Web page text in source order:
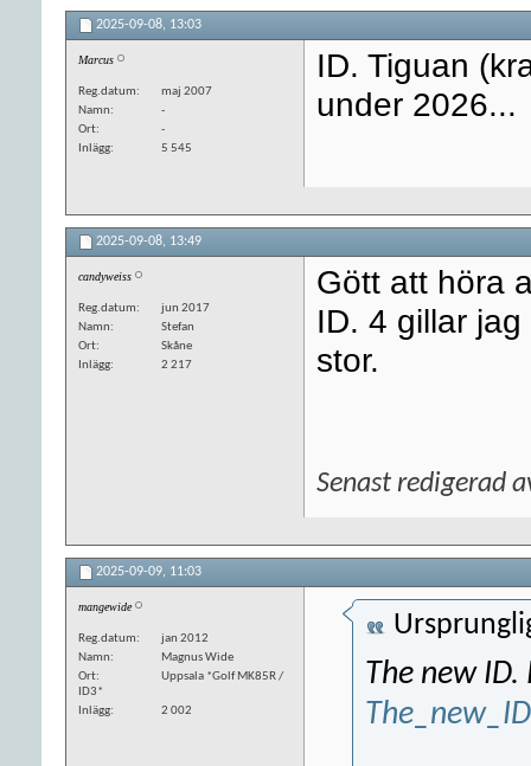
2025-09-08, 13:03
Marcus
Reg.datum
maj 2007
Namn
-
Ort
-
Inlägg
5 545
ID. Tiguan
under 2026...
2025-09-08, 13:49
candyweiss
Reg.datum
jun 2017
Namn
Stefan
Ort
Skåne
Inlägg
2 217
Gött att höra
ID. 4 gillar
stor.
Senast redigerad
2025-09-09, 11:03
mangewide
Reg.datum
jan 2012
Namn
Magnus Wide
Ort
Uppsala *Golf MK85R /
ID3*
Inlägg
2 002
The new ID.